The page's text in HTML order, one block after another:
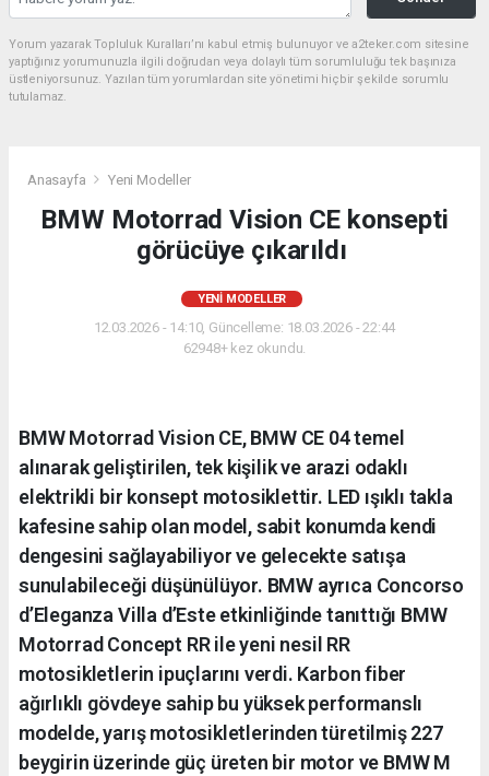
Yorum yazarak Topluluk Kuralları’nı kabul etmiş bulunuyor ve a2teker.com sitesine
yaptığınız yorumunuzla ilgili doğrudan veya dolaylı tüm sorumluluğu tek başınıza
üstleniyorsunuz. Yazılan tüm yorumlardan site yönetimi hiçbir şekilde sorumlu
tutulamaz.
Anasayfa Yeni Modeller
BMW Motorrad Vision CE konsepti
görücüye çıkarıldı
YENI MODELLER
12.03.2026 - 14:10, Güncelleme: 18.03.2026 - 22:44
62948+ kez okundu.
BMW Motorrad Vision CE, BMW CE 04 temel
alınarak geliştirilen, tek kişilik ve arazi odaklı
elektrikli bir konsept motosiklettir. LED ışıklı takla
kafesine sahip olan model, sabit konumda kendi
dengesini sağlayabiliyor ve gelecekte satışa
sunulabileceği düşünülüyor. BMW ayrıca Concorso
d’Eleganza Villa d’Este etkinliğinde tanıttığı BMW
Motorrad Concept RR ile yeni nesil RR
motosikletlerin ipuçlarını verdi. Karbon fiber
ağırlıklı gövdeye sahip bu yüksek performanslı
modelde, yarış motosikletlerinden türetilmiş 227
beygirin üzerinde güç üreten bir motor ve BMW M